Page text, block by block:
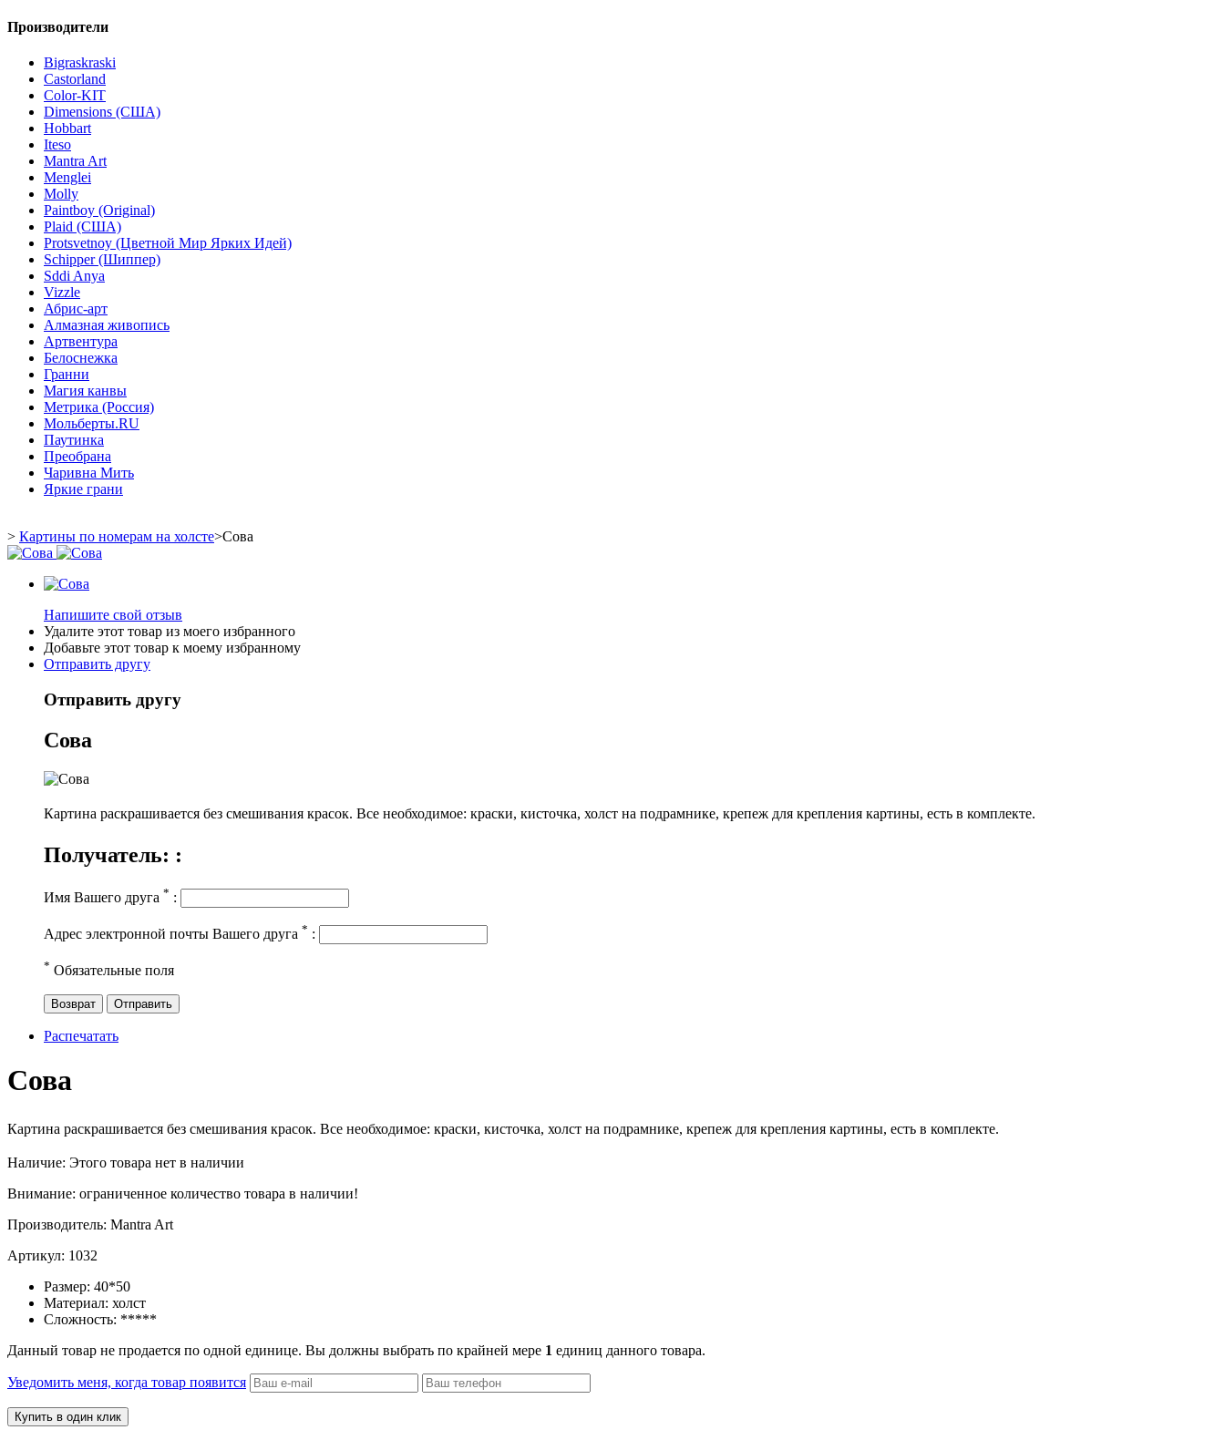
Производители
Bigraskraski
Castorland
Color-KIT
Dimensions (США)
Hobbart
Iteso
Mantra Art
Menglei
Molly
Paintboy (Original)
Plaid (США)
Protsvetnoy (Цветной Мир Ярких Идей)
Schipper (Шиппер)
Sddi Anya
Vizzle
Абрис-арт
Алмазная живопись
Артвентура
Белоснежка
Гранни
Магия канвы
Метрика (Россия)
Мольберты.RU
Паутинка
Преобрана
Чаривна Мить
Яркие грани
> Картины по номерам на холсте>Сова
Напишите свой отзыв
Удалите этот товар из моего избранного
Добавьте этот товар к моему избранному
Отправить другу
Отправить другу
Сова
Картина раскрашивается без смешивания красок. Все необходимое: краски, кисточка, холст на подрамнике, крепеж для крепления картины, есть в комплекте.
Получатель: :
Имя Вашего друга * :
Адрес электронной почты Вашего друга * :
* Обязательные поля
Возврат Отправить
Распечатать
Сова
Картина раскрашивается без смешивания красок. Все необходимое: краски, кисточка, холст на подрамнике, крепеж для крепления картины, есть в комплекте.
Наличие: Этого товара нет в наличии
Внимание: ограниченное количество товара в наличии!
Производитель: Mantra Art
Артикул: 1032
Размер: 40*50
Материал: холст
Сложность: *****
Данный товар не продается по одной единице. Вы должны выбрать по крайней мере 1 единиц данного товара.
Уведомить меня, когда товар появится